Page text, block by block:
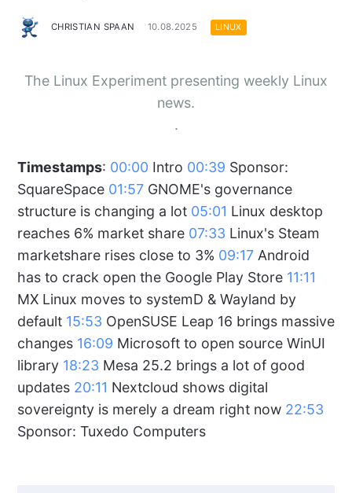
CHRISTIAN SPAAN 10.08.2025 LINUX
The Linux Experiment presenting weekly Linux
news.
.
Timestamps: 00:00 Intro 00:39 Sponsor:
SquareSpace 01:57GNOME's governance
structure is changing a lot 05:01 Linux desktop
reaches 6% market share 07:33 Linux's Steam
marketshare rises close to 3% 09:17Android
has to crack open the Google Play Store 11:11
MX Linux moves to systemD & Wayland by
default 15:53 OpenSUSE Leap 16 brings massive
changes 16:09 Microsoft to open source WinUI
library 18:23 Mesa 25.2 brings a lot of good
updates 20:11 Nextcloud shows digital
sovereignty is merely a dream right now 22:53
Sponsor: Tuxedo Computers